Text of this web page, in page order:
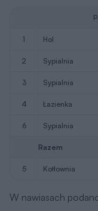
1 hol
2 sypialnia
3 sypialnia
4 łazienka
6 sypialnia
Razem
5 kotłownia
W nawiasach